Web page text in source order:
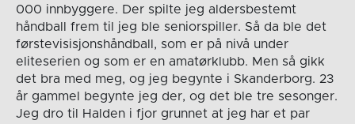
000 innbyggere. Der spilte jeg aldersbestemt
håndball frem til jeg ble seniorspiller. Så da ble det
førstevisisjonshåndball, som er på nivå under
eliteserien og som er en amatørklubb. Men så gikk
det bra med meg, og jeg begynte i Skanderborg. 23
år gammel begynte jeg der, og det ble tre sesonger.
Jeg dro til Halden i fjor grunnet at jeg har et par